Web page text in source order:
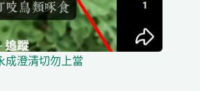
成澄清切勿上當